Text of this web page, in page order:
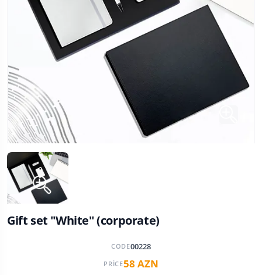
Gift set "White" (corporate)
CODE00228
PRICE58 AZN